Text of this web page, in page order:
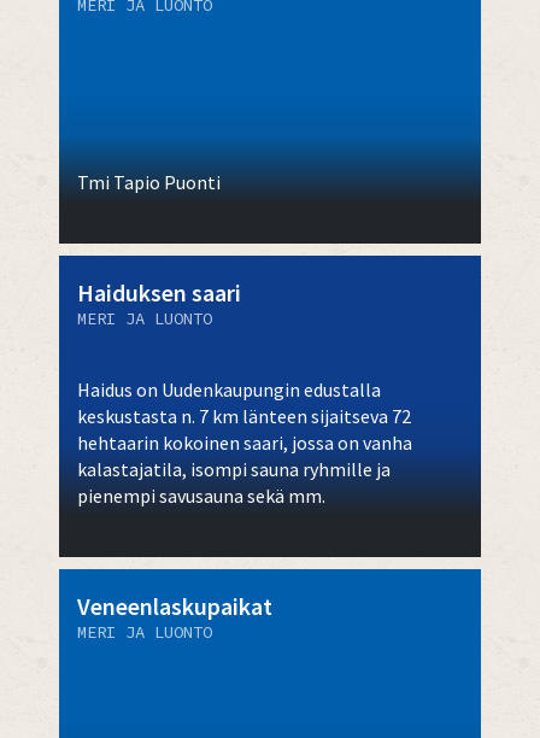
MERI JA LUONTO
Tmi Tapio Puonti
Haiduksen saari
MERI JA LUONTO
Haidus on Uudenkaupungin edustalla
keskustasta n. 7 km länteen sijaitseva 72
hehtaarin kokoinen saari, jossa on vanha
kalastajatila, isompi sauna ryhmille ja
pienempi savusauna sekä mm.
Veneenlaskupaikat
MERI JA LUONTO